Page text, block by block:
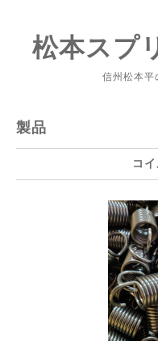
松本スプ
信州松本平
製品
コ